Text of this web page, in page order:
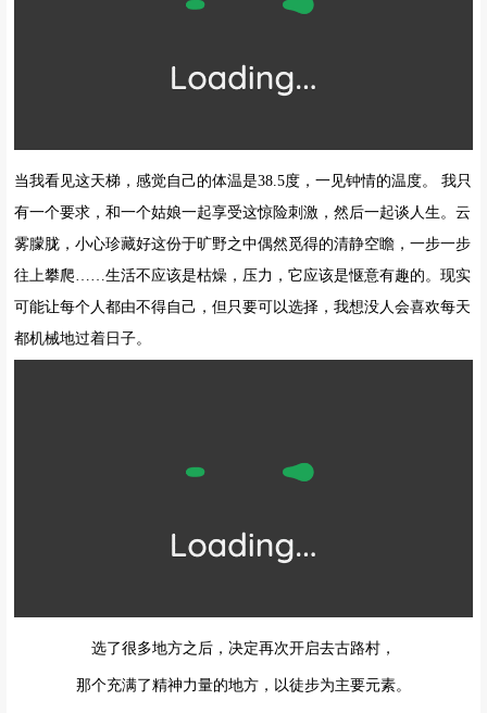
当我看见这天梯，感觉自己的体温是38.5度，一见钟情的温度。 我只
有一个要求，和一个姑娘一起享受这惊险刺激，然后一起谈人生。云
雾朦胧，小心珍藏好这份于旷野之中偶然觅得的清静空瞻，一步一步
往上攀爬……生活不应该是枯燥，压力，它应该是惬意有趣的。现实
可能让每个人都由不得自己，但只要可以选择，我想没人会喜欢每天
都机械地过着日子。
选了很多地方之后，决定再次开启去古路村，
那个充满了精神力量的地方，以徒步为主要元素。